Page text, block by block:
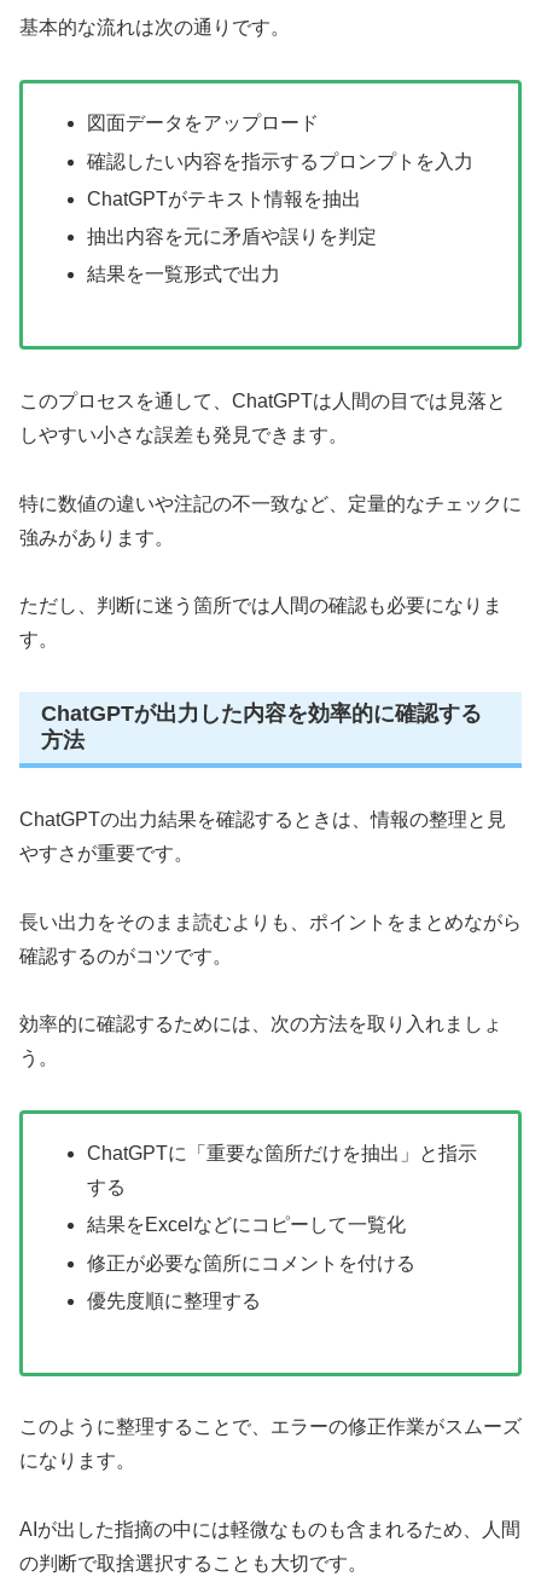
基本的な流れは次の通りです。
図面データをアップロード
確認したい内容を指示するプロンプトを入力
ChatGPTがテキスト情報を抽出
抽出内容を元に矛盾や誤りを判定
結果を一覧形式で出力
このプロセスを通して、ChatGPTは人間の目では見落と
しやすい小さな誤差も発見できます。
特に数値の違いや注記の不一致など、定量的なチェックに
強みがあります。
ただし、判断に迷う箇所では人間の確認も必要になりま
す。
ChatGPTが出力した内容を効率的に確認する
方法
ChatGPTの出力結果を確認するときは、情報の整理と見
やすさが重要です。
長い出力をそのまま読むよりも、ポイントをまとめながら
確認するのがコツです。
効率的に確認するためには、次の方法を取り入れましょ
う。
ChatGPTに「重要な箇所だけを抽出」と指示
する
結果をExcelなどにコピーして一覧化
修正が必要な箇所にコメントを付ける
優先度順に整理する
このように整理することで、エラーの修正作業がスムーズ
になります。
AIが出した指摘の中には軽微なものも含まれるため、人間
の判断で取捨選択することも大切です。